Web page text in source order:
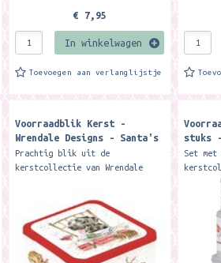
€ 7,95
In winkelwagen
Toevoegen aan verlanglijstje
Voorraadblik Kerst -
Wrendale Designs - Santa's
Little Helpers Dog
Christmas tin
Prachtig blik uit de
kerstcollectie van Wrendale
tin features dog illustrations
and...
stuks
Cake
Set
cm.